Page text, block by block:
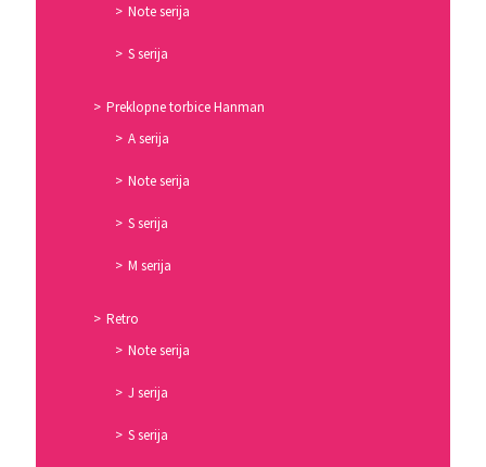
Note serija
S serija
Preklopne torbice Hanman
A serija
Note serija
S serija
M serija
Retro
Note serija
J serija
S serija